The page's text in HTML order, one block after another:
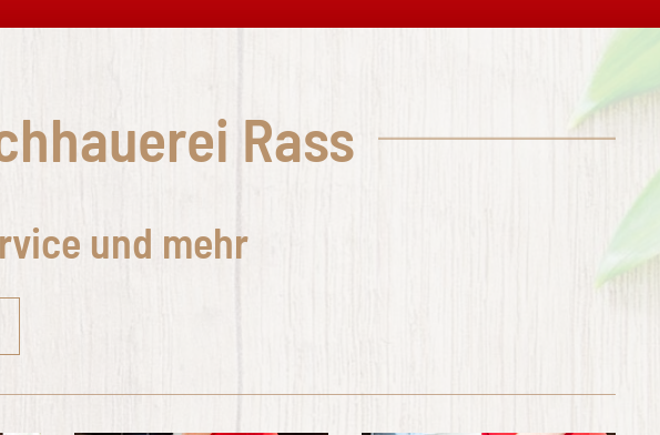
Rass
und mehr